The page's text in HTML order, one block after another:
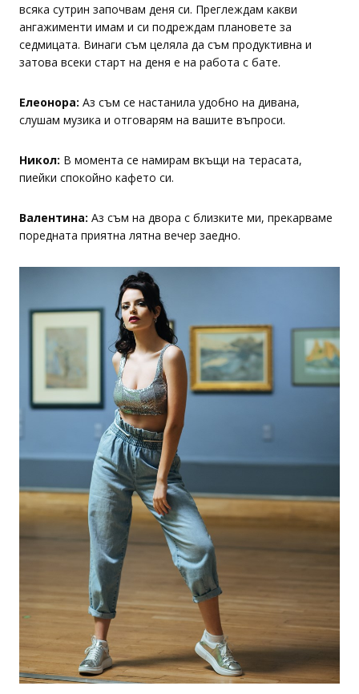
всяка сутрин започвам деня си. Преглеждам какви
ангажименти имам и си подреждам плановете за
седмицата. Винаги съм целяла да съм продуктивна и
затова всеки старт на деня е на работа с бате.
Елеонора: Аз съм се настанила удобно на дивана,
слушам музика и отговарям на вашите въпроси.
Никол: В момента се намирам вкъщи на терасата,
пиейки спокойно кафето си.
Валентина: Аз съм на двора с близките ми, прекарваме
поредната приятна лятна вечер заедно.